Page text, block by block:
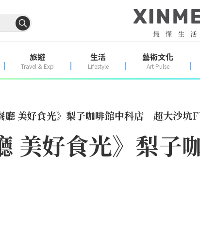
旅遊
Travel & Exp
生活
Lifestyle
藝術文化
Art Pulse
廳 美好食光》梨子咖啡館中科店 超大沙坑
美好食光》梨